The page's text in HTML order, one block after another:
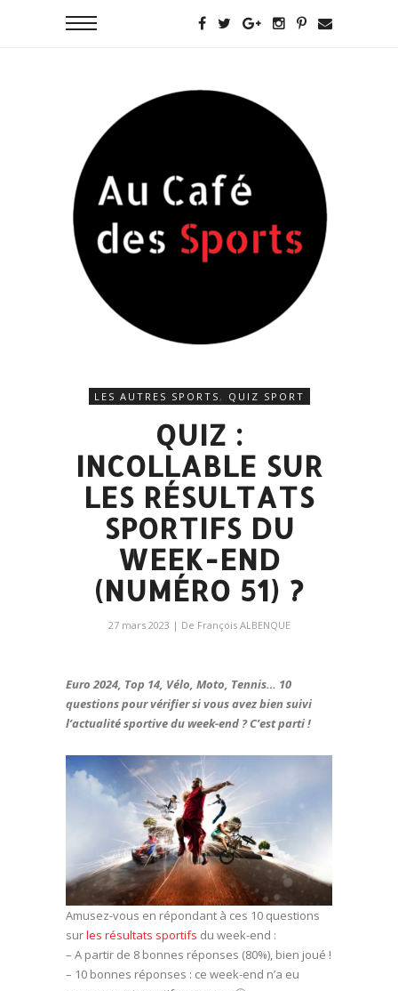
LES AUTRES SPORTS , QUIZ SPORT
QUIZ :
INCOLLABLE SUR
LES RÉSULTATS
SPORTIFS DU
WEEK-END
(NUMÉRO 51) ?
27 mars 2023 | De François ALBENQUE
Euro 2024, Top 14, Vélo, Moto, Tennis… 10
questions pour vérifier si vous avez bien suivi
l’actualité sportive du week-end ? C’est parti !
Amusez-vous en répondant à ces 10 questions
surles résultats sportifs du week-end :
– A partir de 8 bonnes réponses (80%), bien joué !
– 10 bonnes réponses : ce week-end n’a eu